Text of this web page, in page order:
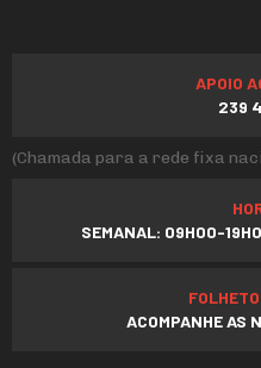
APOIO
239
(Chamada para a rede fixa
SEMANAL: 09H00-
ACOMPANHE AS